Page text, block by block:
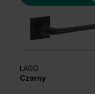
LAGO
Czarny